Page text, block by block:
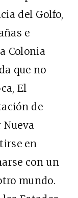
del Golfo,
e
Colonia
que no
El
de
Nueva
en
con un
mundo.